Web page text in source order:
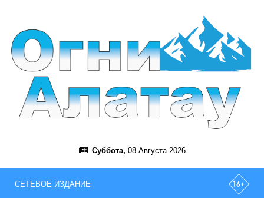
Суббота, 08 Августа 2026
СЕТЕВОЕ ИЗДАНИЕ